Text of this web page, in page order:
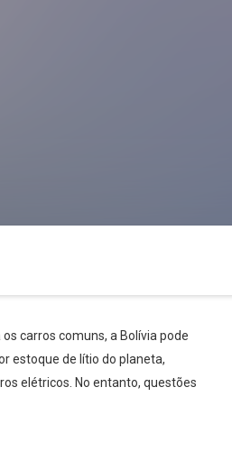
carros comuns, a Bolívia pode
estoque de lítio do planeta,
elétricos. No entanto, questões